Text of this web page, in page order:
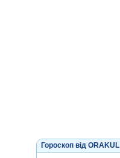
Гороскоп від ORAKUL